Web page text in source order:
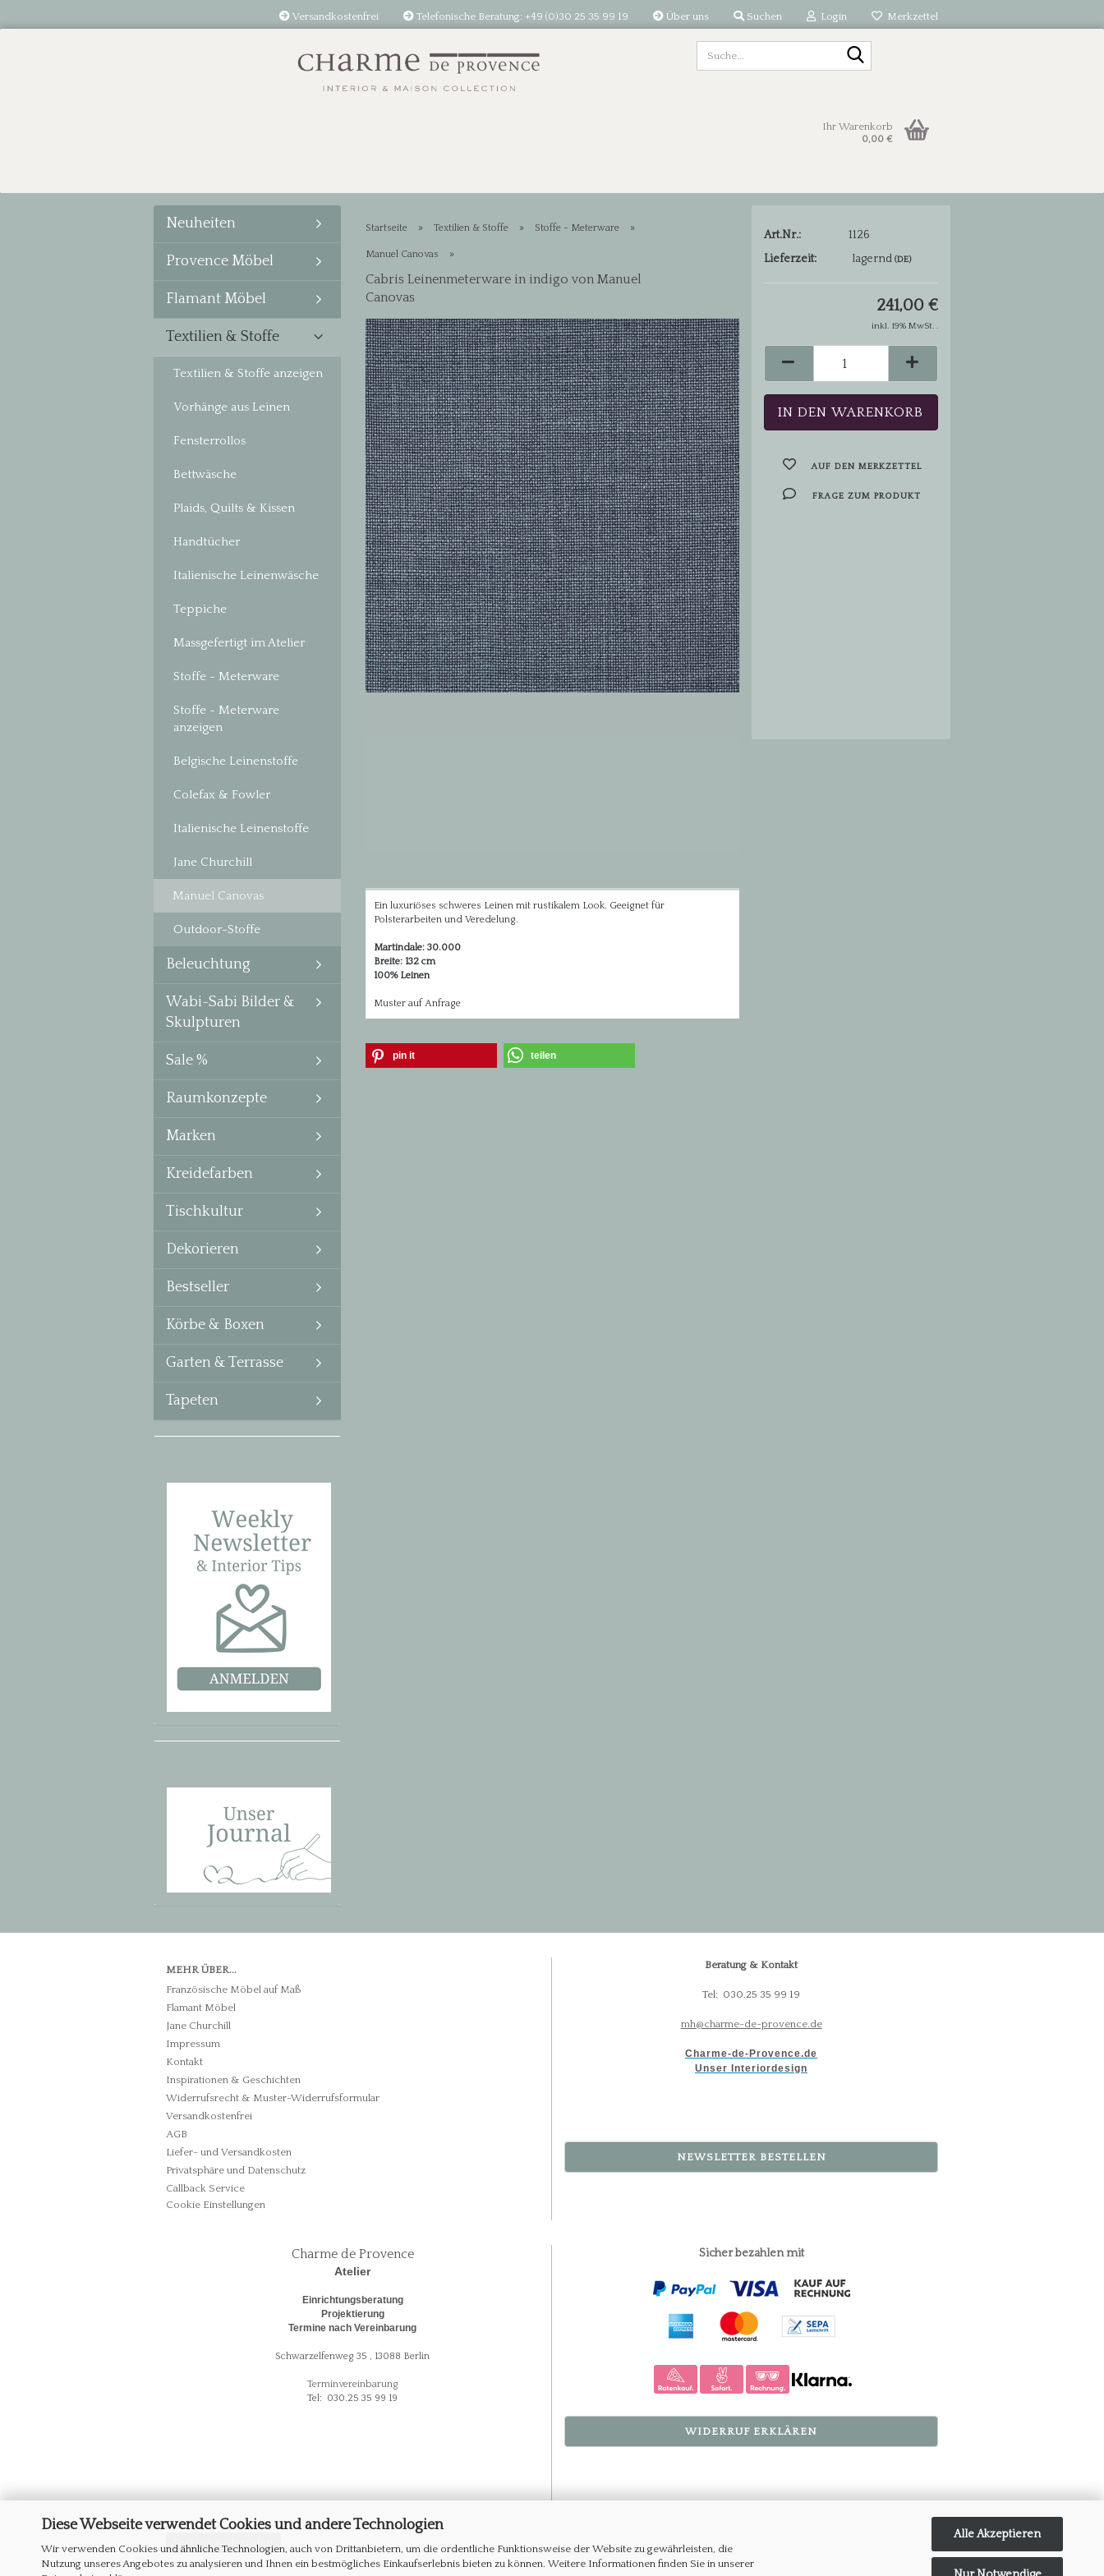
Diese Webseite verwendet Cookies und andere Technologien
Wir verwenden Cookies und ähnliche Technologien, auch von Drittanbietern, um die ordentliche Funktionsweise der Website zu gewährleisten, die
Nutzung unseres Angebotes zu analysieren und Ihnen ein bestmögliches Einkaufserlebnis bieten zu können. Weitere Informationen finden Sie in unserer
Alle Akzeptieren
Versandkostenfrei Telefonische Beratung: +49 (0)30 25 35 99 19 Über uns Suchen Login Merkzettel
Ihr Warenkorb
0,00 €
Startseite » Textilien & Stoffe » Stoffe - Meterware »
Manuel Canovas »
Cabris Leinenmeterware in indigo von Manuel
Canovas
Art.Nr.:
1126
Lieferzeit:
lagernd(DE)
241,00 €
inkl. 19% MwSt. .
AUF DEN MERKZETTEL
FRAGE ZUM PRODUKT
Ein luxuriöses schweres Leinen mit rustikalem Look. Geeignet für
Polsterarbeiten und Veredelung.
Martindale: 30.000
Breite: 132 cm
100% Leinen
Muster auf Anfrage
pin it teilen
Neuheiten
Provence Möbel
Flamant Möbel
Textilien & Stoffe
Textilien & Stoffe anzeigen
Vorhänge aus Leinen
Fensterrollos
Bettwäsche
Plaids, Quilts & Kissen
Handtücher
Italienische Leinenwäsche
Teppiche
Massgefertigt im Atelier
Stoffe - Meterware
Stoffe - Meterware
anzeigen
Belgische Leinenstoffe
Colefax & Fowler
Italienische Leinenstoffe
Jane Churchill
Manuel Canovas
Outdoor-Stoffe
Beleuchtung
Wabi-Sabi Bilder &
Skulpturen
Sale %
Raumkonzepte
Marken
Kreidefarben
Tischkultur
Dekorieren
Bestseller
Körbe & Boxen
Garten & Terrasse
Tapeten
MEHR ÜBER...
Französische Möbel auf Maß
Flamant Möbel
Jane Churchill
Impressum
Kontakt
Inspirationen & Geschichten
Widerrufsrecht & Muster-Widerrufsformular
Versandkostenfrei
AGB
Liefer- und Versandkosten
Privatsphäre und Datenschutz
Callback Service
Cookie Einstellungen
Beratung & Kontakt
Tel: 030.25 35 99 19
mh@charme-de-provence.de
Charme-de-Provence.de
Unser Interiordesign
NEWSLETTER BESTELLEN
Charme de Provence
Atelier
Einrichtungsberatung
Projektierung
Termine nach Vereinbarung
Schwarzelfenweg 35 , 13088 Berlin
Terminvereinbarung
Tel: 030.25 35 99 19
Sicher bezahlen mit
WIDERRUF ERKLÄREN
Vertrag widerrufen